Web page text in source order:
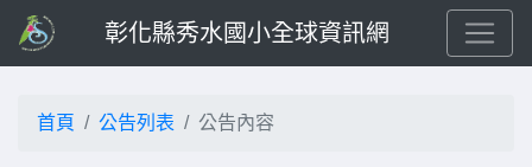
彰化縣秀水國小全球資訊網
首頁 公告列表 公告內容